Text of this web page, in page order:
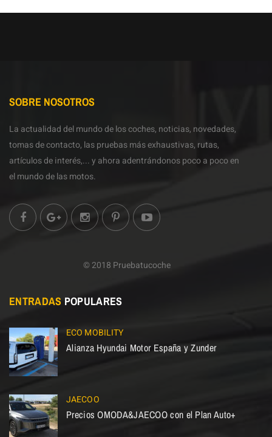
SOBRE NOSOTROS
La actualidad del mundo de los coches, noticias, novedades,
tomas de contacto, las pruebas más exhaustivas, rutas,
artículos de interés,... y ahora adentrándonos poco a poco en
el mundo de las motos.
© 2018 Pruebatucoche
ENTRADAS POPULARES
ECO MOBILITY
Alianza Hyundai Motor España y Zunder
JAECOO
Precios OMODA&JAECOO con el Plan Auto+